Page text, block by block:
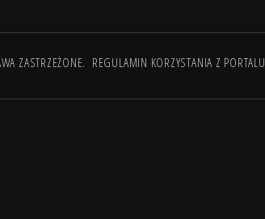
ZASTRZEŻONE. REGULAMIN KORZYSTANIA Z PORTALU